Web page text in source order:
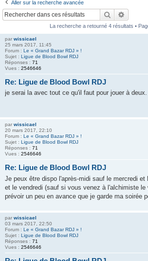
Aller sur la recherche avancée
Rechercher
La recherche a retourné 4 résultats •
par wissicael
25 mars 2017, 11:45
Forum : Le « Grand Bazar RDJ » !
Sujet : Ligue de Blood Bowl RDJ
Réponses : 71
Vues : 2546646
Re: Ligue de Blood Bowl RDJ
je serai la avec tout ce qu'il faut pour jouer à deux.
par wissicael
20 mars 2017, 22:10
Forum : Le « Grand Bazar RDJ » !
Sujet : Ligue de Blood Bowl RDJ
Réponses : 71
Vues : 2546646
Re: Ligue de Blood Bowl RDJ
Je peux être dispo l'après-midi sauf le mercredi et
et le vendredi (sauf si vous venez à l'alchimiste le
prévoir un peu en avance que je garde ma soirée
par wissicael
03 mars 2017, 22:50
Forum : Le « Grand Bazar RDJ » !
Sujet : Ligue de Blood Bowl RDJ
Réponses : 71
Vues : 2546646